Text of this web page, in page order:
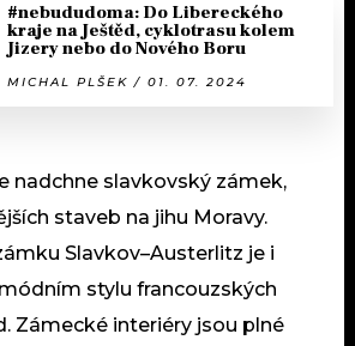
#nebududoma: Do Libereckého
kraje na Ještěd, cyklotrasu kolem
Jizery nebo do Nového Boru
MICHAL PLŠEK / 01. 07. 2024
nadchne slavkovský zámek,
staveb na jihu Moravy.
Slavkov–Austerlitz je i
stylu francouzských
Zámecké interiéry jsou plné